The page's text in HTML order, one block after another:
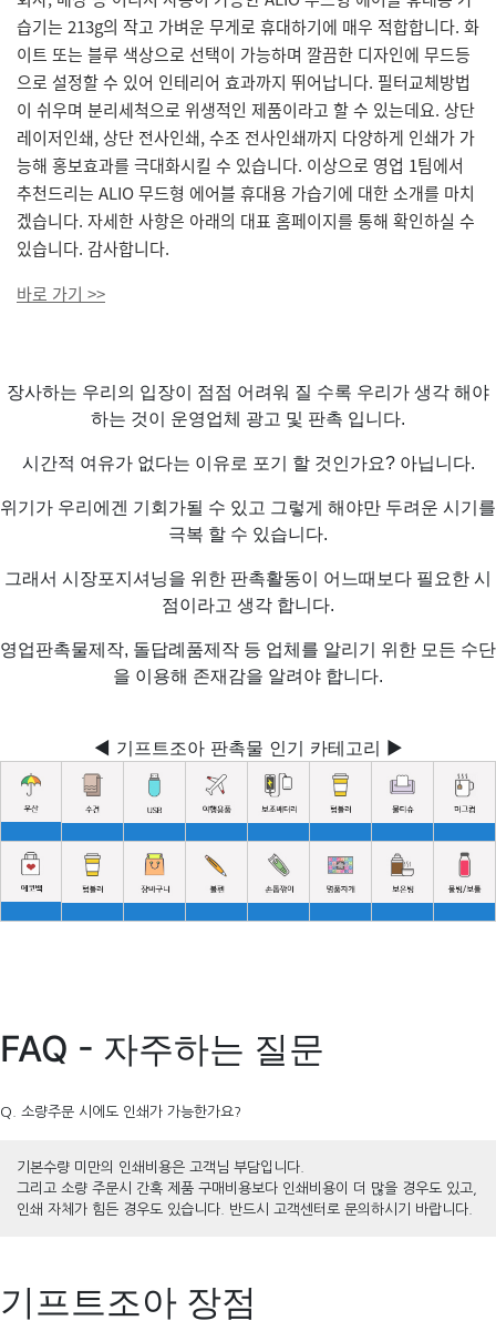
습기는 213g의 작고 가벼운 무게로 휴대하기에 매우 적합합니다. 화
이트 또는 블루 색상으로 선택이 가능하며 깔끔한 디자인에 무드등
으로 설정할 수 있어 인테리어 효과까지 뛰어납니다. 필터교체방법
이 쉬우며 분리세척으로 위생적인 제품이라고 할 수 있는데요. 상단
레이저인쇄, 상단 전사인쇄, 수조 전사인쇄까지 다양하게 인쇄가 가
능해 홍보효과를 극대화시킬 수 있습니다. 이상으로 영업 1팀에서
추천드리는 ALIO 무드형 에어블 휴대용 가습기에 대한 소개를 마치
겠습니다. 자세한 사항은 아래의 대표 홈페이지를 통해 확인하실 수
있습니다. 감사합니다.
바로 가기 >>
장사하는 우리의 입장이 점점 어려워 질 수록 우리가 생각 해야
하는 것이 운영업체 광고 및 판촉 입니다.
시간적 여유가 없다는 이유로 포기 할 것인가요? 아닙니다.
위기가 우리에겐 기회가될 수 있고 그렇게 해야만 두려운 시기를
극복 할 수 있습니다.
그래서 시장포지셔닝을 위한 판촉활동이 어느때보다 필요한 시
점이라고 생각 합니다.
영업판촉물제작, 돌답례품제작 등 업체를 알리기 위한 모든 수단
을 이용해 존재감을 알려야 합니다.
◀ 기프트조아 판촉물 인기 카테고리 ▶
FAQ - 자주하는 질문
Q. 소량주문 시에도 인쇄가 가능한가요?
기본수량 미만의 인쇄비용은 고객님 부담입니다.
그리고 소량 주문시 간혹 제품 구매비용보다 인쇄비용이 더 많을 경우도 있고,
인쇄 자체가 힘든 경우도 있습니다. 반드시 고객센터로 문의하시기 바랍니다.
기프트조아 장점